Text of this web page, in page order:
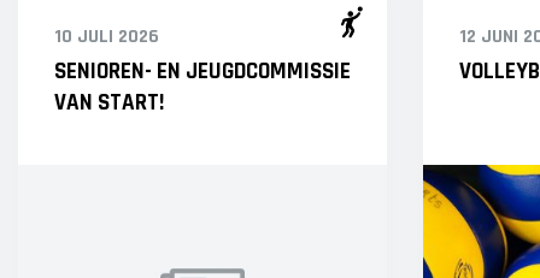
10 JULI 2026
SENIOREN- EN JEUGDCOMMISSIE
VAN START!
12 JUNI